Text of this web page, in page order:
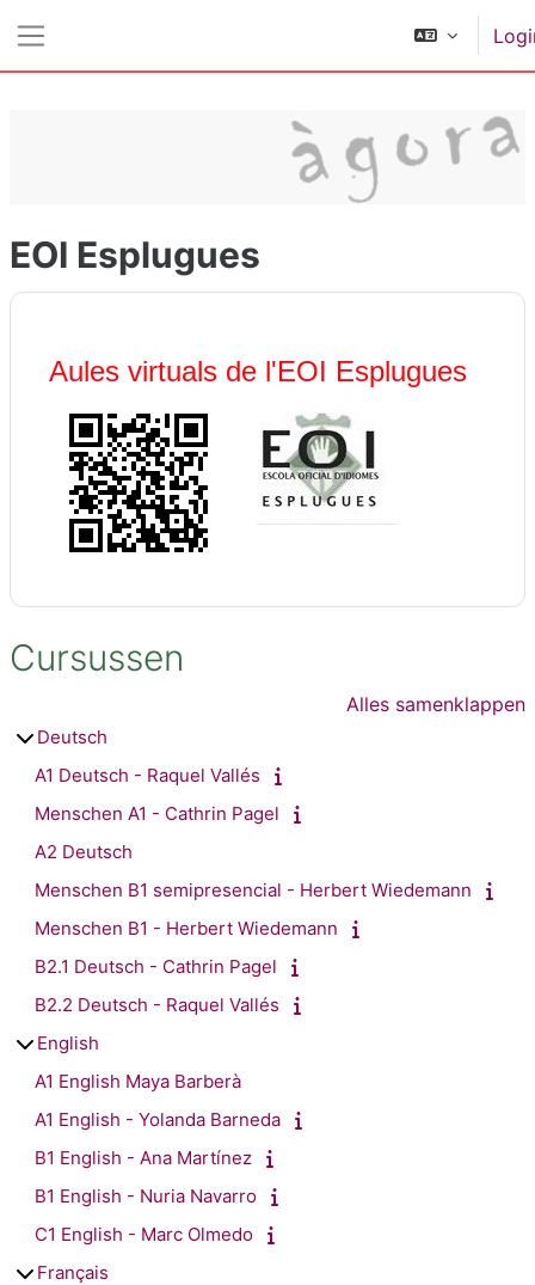
EOI Esplugues
Aules virtuals de l'EOI Esplugues
Cursussen
Alles samenklappen
Deutsch
A1 Deutsch - Raquel Vallés
Menschen A1 - Cathrin Pagel
A2 Deutsch
Menschen B1 semipresencial - Herbert Wiedemann
Menschen B1 - Herbert Wiedemann
B2.1 Deutsch - Cathrin Pagel
B2.2 Deutsch - Raquel Vallés
English
A1 English Maya Barberà
A1 English - Yolanda Barneda
B1 English - Ana Martínez
B1 English - Nuria Navarro
C1 English - Marc Olmedo
Français